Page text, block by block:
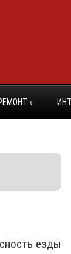
»
езды